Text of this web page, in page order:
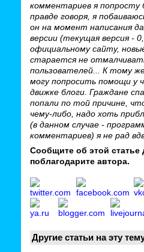
комментариев я попросту
правде говоря, я
он на момент написания
версии (текущая версия -
официальному сайту,
старается не
пользователей... К тому
могу попросить помощи у
движке блоги. Граждане
попали по той причине,
чему-либо, надо хоть
(в данном случае -
комментариев) я не рад
Сообщите об этой
поблагодарите автора.
Другие статьи на эту